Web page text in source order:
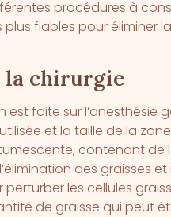
procédures à
fiables pour éliminer
la chirurgie
est faite sur l’anesthésie
et la taille de la
contenant de
des graisses
perturber les cellules
de graisse qui peut